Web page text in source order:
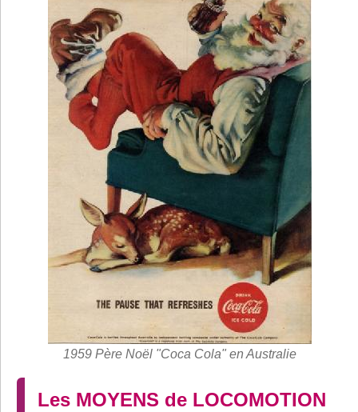
1959 Père Noël "Coca Cola" en Australie
Les MOYENS de LOCOMOTION